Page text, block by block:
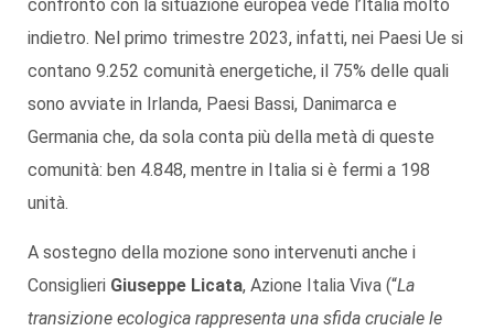
confronto con la situazione europea vede l’ltalia molto
indietro. Nel primo trimestre 2023, infatti, nei Paesi Ue si
contano 9.252 comunità energetiche, il 75% delle quali
sono avviate in Irlanda, Paesi Bassi, Danimarca e
Germania che, da sola conta più della metà di queste
comunità: ben 4.848, mentre in Italia si è fermi a 198
unità.
A sostegno della mozione sono intervenuti anche i
Consiglieri Giuseppe Licata, Azione Italia Viva (“La
transizione ecologica rappresenta una sfida cruciale le